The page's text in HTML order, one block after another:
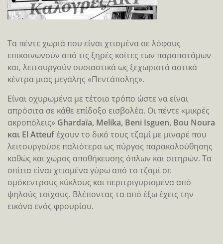
Τα πέντε χωριά που είναι χτισμένα σε λόφους
επικοινωνούν από τις ξηρές κοίτες των παραποτάμων
και, λειτουργούν ουσιαστικά ως ξεχωριστά αστικά
κέντρα μιας μεγάλης «Πεντάπολης».
Είναι οχυρωμένα με τέτοιο τρόπο ώστε να είναι
απρόσιτα σε κάθε επίδοξο εισβολέα. Οι πέντε «μικρές
ακροπόλεις» Ghardaïa, Melika, Beni Isguen, Bou Noura
και El Atteufέχουν το δικό τους τζαμί με μιναρέ που
λειτουργούσε παλιότερα ως πύργος παρακολούθησης
καθώς και χώρος αποθήκευσης όπλων και σιτηρών. Τα
σπίτια είναι χτισμένα γύρω από το τζαμί σε
ομόκεντρους κύκλους και περιτριγυρισμένα από
ψηλούς τοίχους. Βλέποντας τα από έξω έχεις την
εικόνα ενός φρουρίου.